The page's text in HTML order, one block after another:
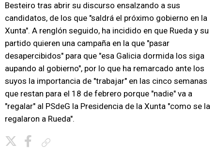
Besteiro tras abrir su discurso ensalzando a sus
candidatos, de los que "saldrá el próximo gobierno en la
Xunta". A renglón seguido, ha incidido en que Rueda y su
partido quieren una campaña en la que "pasar
desapercibidos" para que "esa Galicia dormida los siga
aupando al gobierno", por lo que ha remarcado ante los
suyos la importancia de "trabajar" en las cinco semanas
que restan para el 18 de febrero porque "nadie" va a
"regalar" al PSdeG la Presidencia de la Xunta "como se la
regalaron a Rueda".